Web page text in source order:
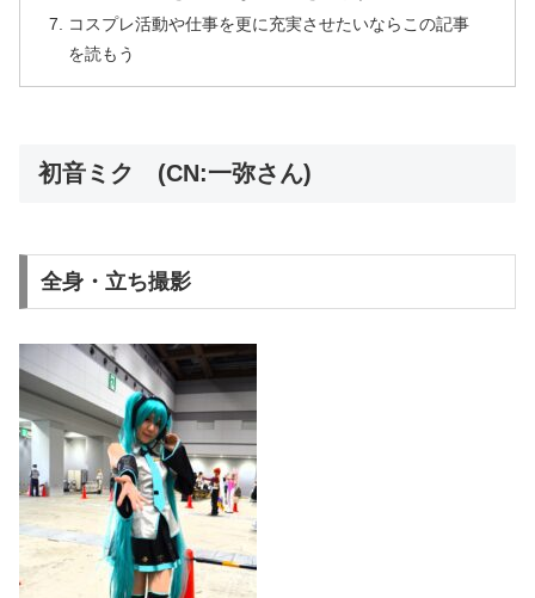
コスプレ活動や仕事を更に充実させたいならこの記事
を読もう
初音ミク (CN:一弥さん)
全身・立ち撮影